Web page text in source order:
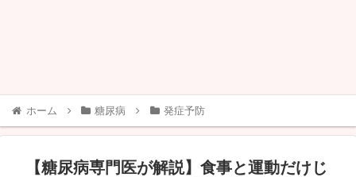
ホーム 糖尿病 発症予防
【糖尿病専門医が解説】食事と運動だけじ